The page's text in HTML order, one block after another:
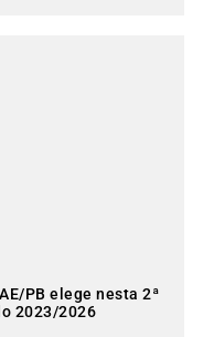
PB elege nesta 2ª
2023/2026